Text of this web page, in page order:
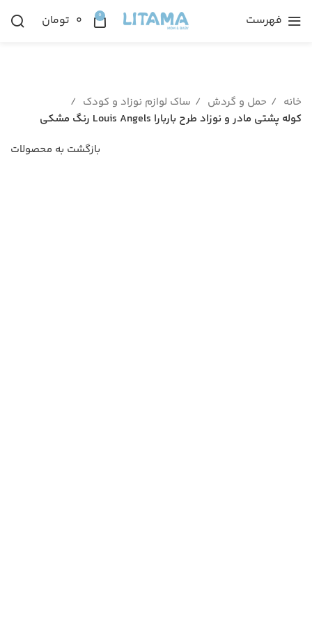
فهرست 0 ۰ تومان
خانه حمل و گردش
ساک لوازم نوزاد و کودک
کوله پشتی مادر و نوزاد طرح باربارا Louis Angels رنگ مشکی
بازگشت به محصولات